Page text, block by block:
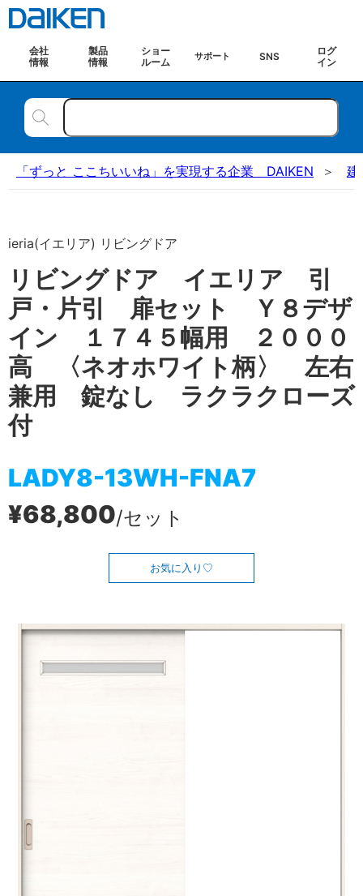
会社
情報
製品
情報
ショー
ルーム
サポート SNS
ログ
イン
「ずっと ここちいいね」を実現する企業 DAIKEN 建
ieria(イエリア) リビングドア
リビングドア イエリア 引
戸・片引 扉セット Ｙ８デザ
イン １７４５幅用 ２０００
高 〈ネオホワイト柄〉 左右
兼用 錠なし ラクラクローズ
付
LADY8-13WH-FNA7
¥68,800/セット
お気に入り